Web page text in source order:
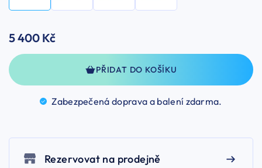
5 400 Kč
PŘIDAT DO KOŠÍKU
Zabezpečená doprava a balení zdarma.
Rezervovat na prodejně